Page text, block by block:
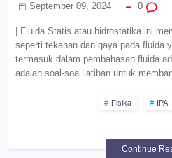
September 09, 2024 0
| Fluida Statis atau hidrostatika ini
seperti tekanan dan gaya pada fluida
termasuk dalam pembahasan fluida
adalah soal-soal latihan untuk
Fisika IPA
Continue